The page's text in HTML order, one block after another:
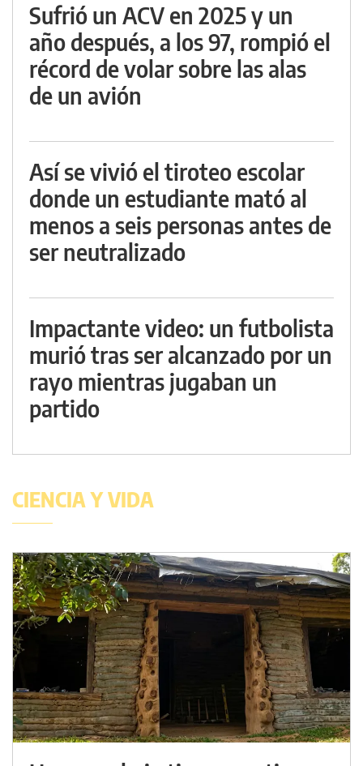
Sufrió un ACV en 2025 y un
año después, a los 97, rompió el
récord de volar sobre las alas
de un avión
Así se vivió el tiroteo escolar
donde un estudiante mató al
menos a seis personas antes de
ser neutralizado
Impactante video: un futbolista
murió tras ser alcanzado por un
rayo mientras jugaban un
partido
CIENCIA Y VIDA